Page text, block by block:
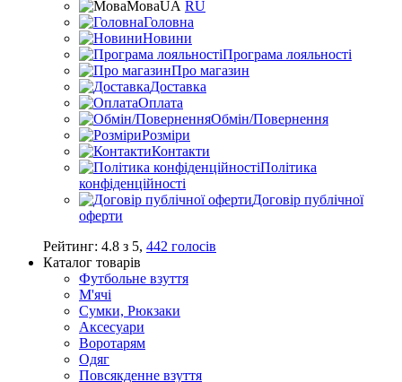
МоваUA RU
Головна
Новини
Програма лояльності
Про магазин
Доставка
Оплата
Обмін/Повернення
Розміри
Контакти
Політика
конфіденційності
Договір публічної
оферти
Рейтинг: 4.8 з 5, 442 голосів
Каталог товарів
Футбольне взуття
М'ячі
Сумки, Рюкзаки
Аксесуари
Воротарям
Одяг
Повсякденне взуття